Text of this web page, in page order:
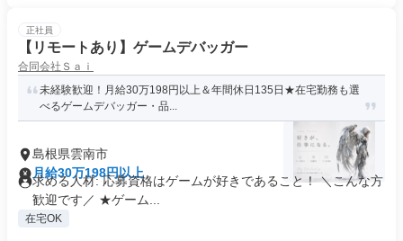
正社員
【リモートあり】ゲームデバッガー
合同会社Ｓａｉ
未経験歓迎！月給30万198円以上＆年間休日135日★在宅勤務も選
べるゲームデバッガー・品...
島根県雲南市
月給30万198円以上
求める人材: 応募資格はゲームが好きであること！ ＼こんな方
歓迎です／ ★ゲーム...
在宅OK